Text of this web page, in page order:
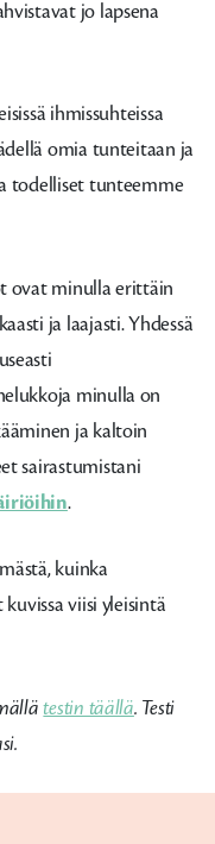
jo lapsena
ihmissuhteissa
omia tunteitaan ja
todelliset tunteemme
ovat minulla erittäin
ja laajasti. Yhdessä
minulla on
ja kaltoin
sairastumistani
.
kuinka
viisi yleisintä
testin täällä. Testi